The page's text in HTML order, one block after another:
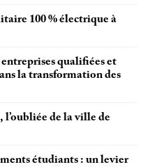
100 % électrique à
entreprises qualifiées et
la transformation des
l’oubliée de la ville de
étudiants : un levier